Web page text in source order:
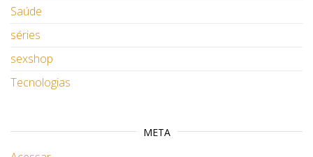
Saúde
séries
sexshop
Tecnologias
META